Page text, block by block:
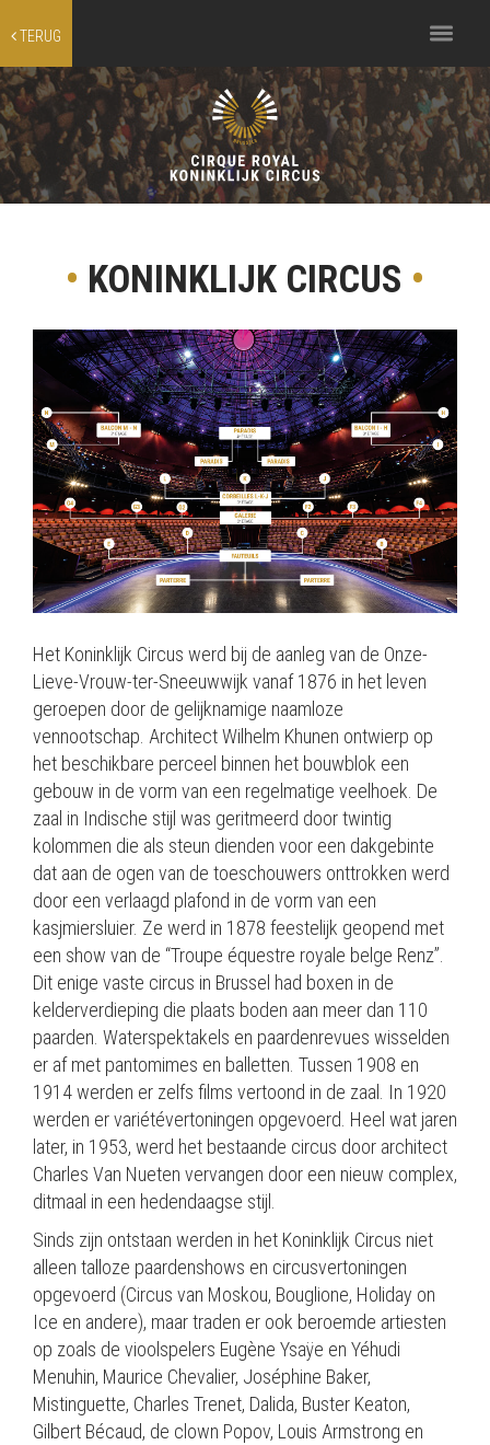
TERUG
Toggle
navigation
• KONINKLIJK CIRCUS •
Het Koninklijk Circus werd bij de aanleg van de Onze-
Lieve-Vrouw-ter-Sneeuwwijk vanaf 1876 in het leven
geroepen door de gelijknamige naamloze
vennootschap. Architect Wilhelm Khunen ontwierp op
het beschikbare perceel binnen het bouwblok een
gebouw in de vorm van een regelmatige veelhoek. De
zaal in Indische stijl was geritmeerd door twintig
kolommen die als steun dienden voor een dakgebinte
dat aan de ogen van de toeschouwers onttrokken werd
door een verlaagd plafond in de vorm van een
kasjmiersluier. Ze werd in 1878 feestelijk geopend met
een show van de “Troupe équestre royale belge Renz”.
Dit enige vaste circus in Brussel had boxen in de
kelderverdieping die plaats boden aan meer dan 110
paarden. Waterspektakels en paardenrevues wisselden
er af met pantomimes en balletten. Tussen 1908 en
1914 werden er zelfs films vertoond in de zaal. In 1920
werden er variétévertoningen opgevoerd. Heel wat jaren
later, in 1953, werd het bestaande circus door architect
Charles Van Nueten vervangen door een nieuw complex,
ditmaal in een hedendaagse stijl.
Sinds zijn ontstaan werden in het Koninklijk Circus niet
alleen talloze paardenshows en circusvertoningen
opgevoerd (Circus van Moskou, Bouglione, Holiday on
Ice en andere), maar traden er ook beroemde artiesten
op zoals de vioolspelers Eugène Ysaÿe en Yéhudi
Menuhin, Maurice Chevalier, Joséphine Baker,
Mistinguette, Charles Trenet, Dalida, Buster Keaton,
Gilbert Bécaud, de clown Popov, Louis Armstrong en